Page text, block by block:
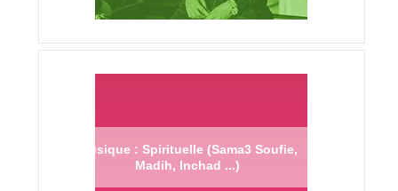
Musique : Spirituelle (Sama3 Soufie,
Madih, Inchad ...)